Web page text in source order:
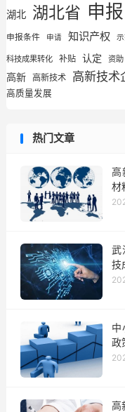
湖北 湖北省 申报
申报条件 申请 知识产权
科技成果转化 补贴 认定 资助
高新 高新技术 高新技术
高质量发展
热门文章
高
材
武
技
中
政
高